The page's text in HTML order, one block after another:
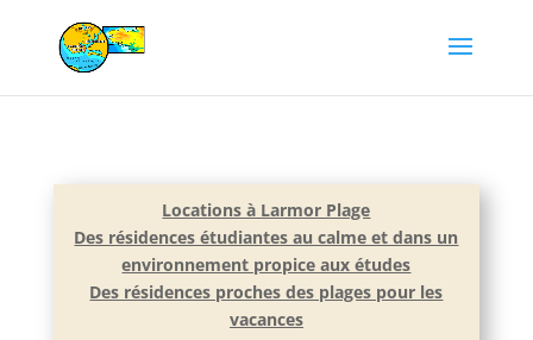
Locations à Larmor Plage
Des résidences étudiantes au calme et dans un
environnement propice aux études
Des résidences proches des plages pour les
vacances